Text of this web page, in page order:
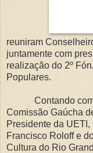
reuniram
juntamente com
realização do 2º
Populares.
Contando com a
Comissão Gaúcha
Presidente da
Francisco Roloff e
Cultura do Rio